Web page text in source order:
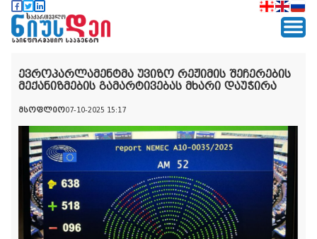
ევროპარლამენტმა უვიზო რეჟიმის შეჩერების
მექანიზმების გამარტივებას მხარი დაუჭირა
მსოფლიო07-10-2025 15:17